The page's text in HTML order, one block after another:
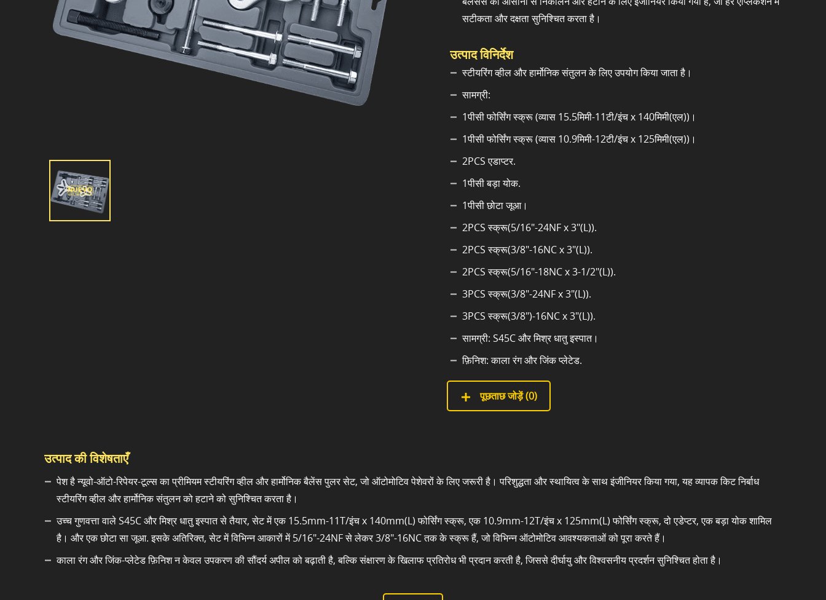
सटीकता और दक्षता सुनिश्चित करता है।
उत्पाद विनिर्देश
स्टीयरिंग व्हील और हार्मोनिक संतुलन के लिए उपयोग किया जाता है।
सामग्री:
1पीसी फोर्सिंग स्क्रू (व्यास 15.5मिमी-11टी/इंच x 140मिमी(एल))।
1पीसी फोर्सिंग स्क्रू (व्यास 10.9मिमी-12टी/इंच x 125मिमी(एल))।
2PCS एडाप्टर.
1पीसी बड़ा योक.
1पीसी छोटा जूआ।
2PCS स्क्रू(5/16"-24NF x 3"(L)).
2PCS स्क्रू(3/8"-16NC x 3"(L)).
2PCS स्क्रू(5/16"-18NC x 3-1/2"(L)).
3PCS स्क्रू(3/8"-24NF x 3"(L)).
3PCS स्क्रू(3/8")-16NC x 3"(L)).
सामग्री: S45C और मिश्र धातु इस्पात।
फ़िनिश: काला रंग और जिंक प्लेटेड.
पूछताछ जोड़ें (0)
उत्पाद की विशेषताएँ
पेश है न्यूवो-ऑटो-रिपेयर-टूल्स का प्रीमियम स्टीयरिंग व्हील और हार्मोनिक बैलेंस पुलर सेट, जो ऑटोमोटिव पेशेवरों के लिए जरूरी है। परिशुद्धता और स्थायित्व के साथ इंजीनियर किया गया, यह व्यापक किट निर्बाध
स्टीयरिंग व्हील और हार्मोनिक संतुलन को हटाने को सुनिश्चित करता है।
उच्च गुणवत्ता वाले S45C और मिश्र धातु इस्पात से तैयार, सेट में एक 15.5mm-11T/इंच x 140mm(L) फोर्सिंग स्क्रू, एक 10.9mm-12T/इंच x 125mm(L) फोर्सिंग स्क्रू, दो एडेप्टर, एक बड़ा योक शामिल
है। और एक छोटा सा जूआ. इसके अतिरिक्त, सेट में विभिन्न आकारों में 5/16"-24NF से लेकर 3/8"-16NC तक के स्क्रू हैं, जो विभिन्न ऑटोमोटिव आवश्यकताओं को पूरा करते हैं।
काला रंग और जिंक-प्लेटेड फ़िनिश न केवल उपकरण की सौंदर्य अपील को बढ़ाती है, बल्कि संक्षारण के खिलाफ प्रतिरोध भी प्रदान करती है, जिससे दीर्घायु और विश्वसनीय प्रदर्शन सुनिश्चित होता है।